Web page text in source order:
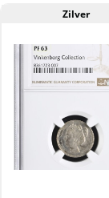
Zilver